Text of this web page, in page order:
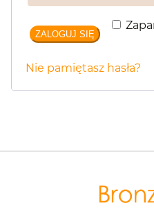
ZALOGUJ SIĘ
Nie pamiętasz hasła?